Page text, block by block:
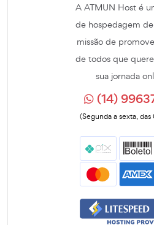
A ATMUN Host é
de hospedagem
missão de
de todos que
sua jornada
(14)
(Segunda a sexta, das